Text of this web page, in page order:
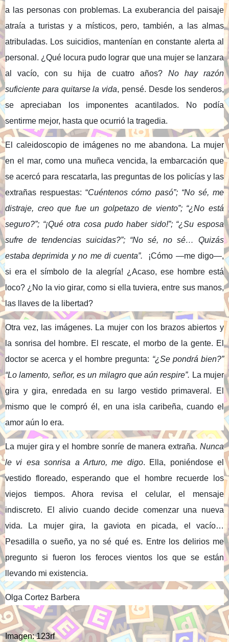
a las personas con problemas. La exuberancia del paisaje
atraía a turistas y a místicos, pero, también, a las almas
atribuladas. Los suicidios, mantenían en constante alerta al
personal. ¿Qué locura pudo lograr que una mujer se lanzara
al vacío, con su hija de cuatro años? No hay razón
suficiente para quitarse la vida, pensé. Desde los senderos,
se apreciaban los imponentes acantilados. No podía
sentirme mejor, hasta que ocurrió la tragedia.
El caleidoscopio de imágenes no me abandona. La mujer
en el mar, como una muñeca vencida, la embarcación que
se acercó para rescatarla, las preguntas de los policías y las
extrañas respuestas: “Cuéntenos cómo pasó”; “No sé, me
distraje, creo que fue un golpetazo de viento”; “¿No está
seguro?”; “¡Qué otra cosa pudo haber sido!”; “¿Su esposa
sufre de tendencias suicidas?”; “No sé, no sé… Quizás
estaba deprimida y no me di cuenta”.
¡Cómo —me digo—,
si era el símbolo de la alegría! ¿Acaso, ese hombre está
loco? ¿No la vio girar, como si ella tuviera, entre sus manos,
las llaves de la libertad?
Otra vez, las imágenes. La mujer con los brazos abiertos y
la sonrisa del hombre. El rescate, el morbo de la gente. El
doctor se acerca y el hombre pregunta: “¿Se pondrá bien?”
“Lo lamento, señor, es un milagro que aún respire”. La mujer
gira y gira, enredada en su largo vestido primaveral. El
mismo que le compró él, en una isla caribeña, cuando el
amor aún lo era.
La mujer gira y el hombre sonríe de manera extraña. Nunca
le vi esa sonrisa a Arturo, me digo. Ella, poniéndose el
vestido floreado, esperando que el hombre recuerde los
viejos tiempos. Ahora revisa el celular, el mensaje
indiscreto. El alivio cuando decide comenzar una nueva
vida. La mujer gira, la gaviota en picada, el vacío…
Pesadilla o sueño, ya no sé qué es. Entre los delirios me
pregunto si fueron los feroces vientos los que se están
llevando mi existencia.
Olga Cortez Barbera
Imagen: 123rf